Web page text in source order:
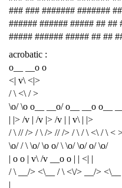
### ### ####### #######
###### ###### ##### ## ##
##### ###### ##### ## ##
acrobatic :
o__ __o o
<| v\ <|>
/ \ <\ / >
\o/ \o o__ __o/ o__ __o o__
| |> /v | /v |> /v | | v\ | |>
/ \ // /> / \ /> // /> / \ / \ <\ / \ <
\o/ / \ \o/ \o o/ \ \o/ \o/ o/ \o/
| o o | v\ /v __o o | | <| |
/ \ __/> <\__ / \ <\/> __/>
|